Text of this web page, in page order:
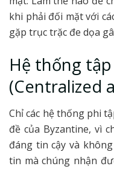
khi phải đối mặt với
gặp trục trặc đe dọa
Hệ thống
(Centralized
Chỉ các hệ thống phi
đề của Byzantine, vì
đáng tin cậy và
tin mà chúng nhận